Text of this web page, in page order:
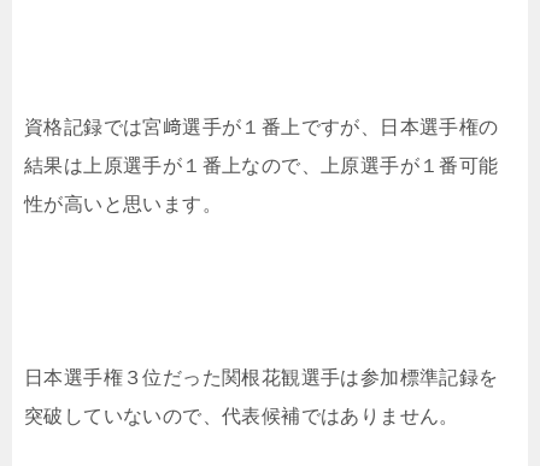
資格記録では宮﨑選手が１番上ですが、日本選手権の
結果は上原選手が１番上なので、上原選手が１番可能
性が高いと思います。
日本選手権３位だった関根花観選手は参加標準記録を
突破していないので、代表候補ではありません。